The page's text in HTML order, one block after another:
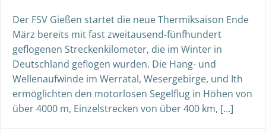
Der FSV Gießen startet die neue Thermiksaison Ende
März bereits mit fast zweitausend-fünfhundert
geflogenen Streckenkilometer, die im Winter in
Deutschland geflogen wurden. Die Hang- und
Wellenaufwinde im Werratal, Wesergebirge, und Ith
ermöglichten den motorlosen Segelflug in Höhen von
über 4000 m, Einzelstrecken von über 400 km, […]